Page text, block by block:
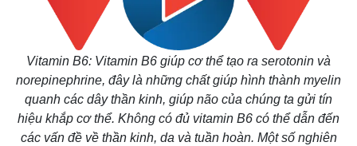
Vitamin B6: Vitamin B6 giúp cơ thể tạo ra serotonin và
norepinephrine, đây là những chất giúp hình thành myelin
quanh các dây thần kinh, giúp não của chúng ta gửi tín
hiệu khắp cơ thể. Không có đủ vitamin B6 có thể dẫn đến
các vấn đề về thần kinh, da và tuần hoàn. Một số nghiên